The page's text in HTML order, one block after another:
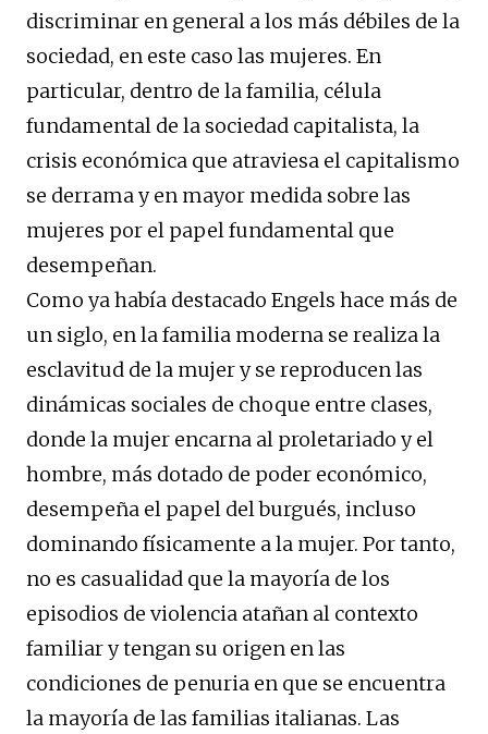
discriminar en general a los más débiles de la
sociedad, en este caso las mujeres. En
particular, dentro de la familia, célula
fundamental de la sociedad capitalista, la
crisis económica que atraviesa el capitalismo
se derrama y en mayor medida sobre las
mujeres por el papel fundamental que
desempeñan.
Como ya había destacado Engels hace más de
un siglo, en la familia moderna se realiza la
esclavitud de la mujer y se reproducen las
dinámicas sociales de choque entre clases,
donde la mujer encarna al proletariado y el
hombre, más dotado de poder económico,
desempeña el papel del burgués, incluso
dominando físicamente a la mujer. Por tanto,
no es casualidad que la mayoría de los
episodios de violencia atañan al contexto
familiar y tengan su origen en las
condiciones de penuria en que se encuentra
la mayoría de las familias italianas. Las